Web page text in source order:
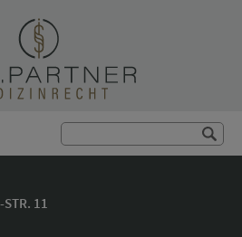
STR. 11